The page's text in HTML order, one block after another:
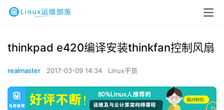
thinkpad e420编译安装thinkfan控制风扇
realmaster 2017-03-09 14:34 Linux干货